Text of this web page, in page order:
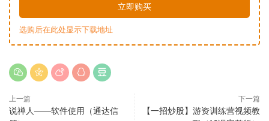
立即购买
选购后在此处显示下载地址
上一篇
说禅人——软件使用（通达信
下一篇
【一招炒股】游资训练营视频教